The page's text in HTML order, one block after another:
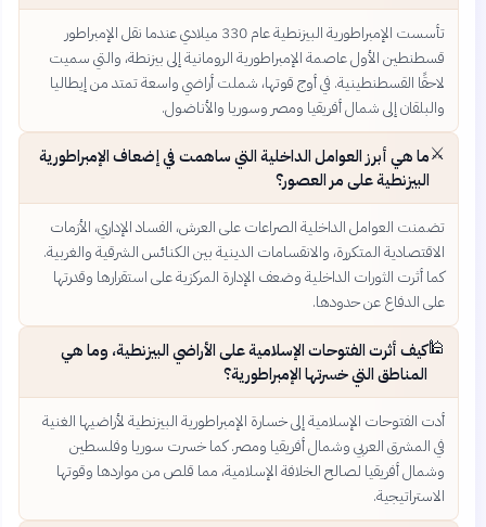
تأسست الإمبراطورية البيزنطية عام 330 ميلادي عندما نقل الإمبراطور
قسطنطين الأول عاصمة الإمبراطورية الرومانية إلى بيزنطة، والتي سميت
لاحقًا القسطنطينية. في أوج قوتها، شملت أراضي واسعة تمتد من إيطاليا
والبلقان إلى شمال أفريقيا ومصر وسوريا والأناضول.
⚔️ما هي أبرز العوامل الداخلية التي ساهمت في إضعاف الإمبراطورية
البيزنطية على مر العصور؟
تضمنت العوامل الداخلية الصراعات على العرش، الفساد الإداري، الأزمات
الاقتصادية المتكررة، والانقسامات الدينية بين الكنائس الشرقية والغربية.
كما أثرت الثورات الداخلية وضعف الإدارة المركزية على استقرارها وقدرتها
على الدفاع عن حدودها.
🕌كيف أثرت الفتوحات الإسلامية على الأراضي البيزنطية، وما هي
المناطق التي خسرتها الإمبراطورية؟
أدت الفتوحات الإسلامية إلى خسارة الإمبراطورية البيزنطية لأراضيها الغنية
في المشرق العربي وشمال أفريقيا ومصر. كما خسرت سوريا وفلسطين
وشمال أفريقيا لصالح الخلافة الإسلامية، مما قلص من مواردها وقوتها
الاستراتيجية.